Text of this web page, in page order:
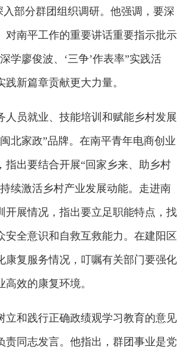
入部分群团组织调研。他强调，要深
对南平工作的重要讲话重要指示批示
学廖俊波、‘三争’作表率”实践活
新篇章贡献更大力量。
员就业、技能培训和赋能乡村发展
北家政”品牌。在南平青年电商创业
出要结合开展“回家乡来、助乡村
续激活乡村产业发展动能。走进南
展情况，指出要立足职能特点，找
全意识和自救互救能力。在建阳区
复服务情况，叮嘱有关部门要强化
效的康复环境。
和践行正确政绩观学习教育的意见
同志发言。他指出，群团事业是党